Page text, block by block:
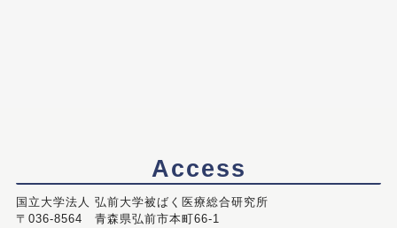
Access
国立大学法人 弘前大学被ばく医療総合研究所
〒036-8564 青森県弘前市本町66-1